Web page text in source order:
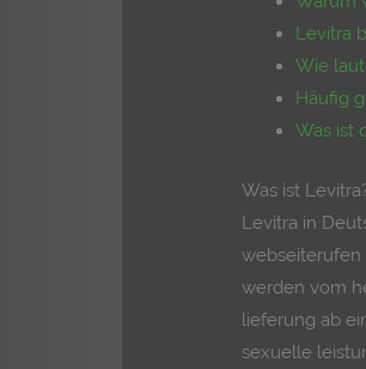
Levitra
Wie
Häufig
Was ist
Was ist
Levitra in
webseiterufen
werden vom
lieferung ab
sexuelle